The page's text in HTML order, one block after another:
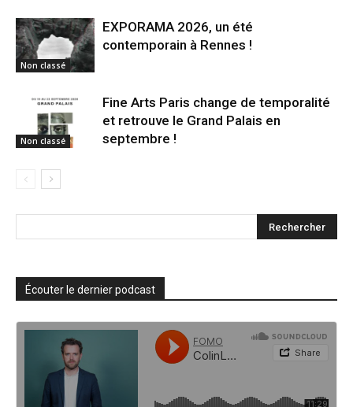
Non classé
EXPORAMA 2026, un été
contemporain à Rennes !
Non classé
Fine Arts Paris change de temporalité
et retrouve le Grand Palais en
septembre !
Écouter le dernier podcast